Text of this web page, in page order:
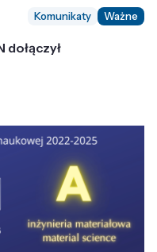
Komunikaty Ważne